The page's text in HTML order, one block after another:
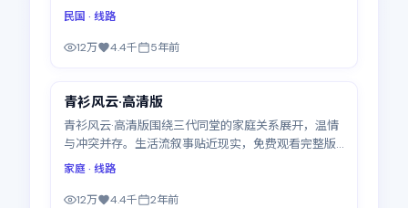
至29集
民国 · 线路
12万 4.4千 5年前
精选
青衫风云·高清版
青衫风云·高清版围绕三代同堂的家庭关系展开，温情
与冲突并存。生活流叙事贴近现实，免费观看完整版
高清电视剧可随心暂停续看，全17集
家庭· 线路
12万 4.4千 2年前